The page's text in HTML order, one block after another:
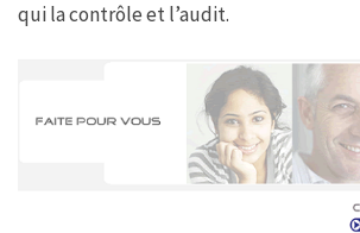
qui la contrôle et l’audit.